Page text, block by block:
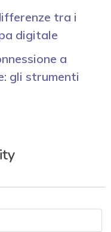
tra i
digitale
a
gli strumenti